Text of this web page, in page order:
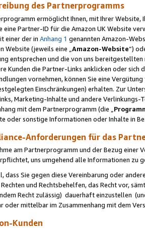
des Partnerprogramms
ermöglicht Ihnen, mit Ihrer
eine Partner-ID für die Amazon UK Website
einer der in Anhang 1 genannten Amazon-
Website (jeweils eine „ Amazon-Website“)
entsprechen und die von uns bereitgestellten
Kunden die Partner-Links anklicken oder
vornehmen, können Sie eine
Einschränkungen) erhalten. Zur
Marketing-Inhalte und andere
mit dem Partnerprogramm (die „
oder sonstige Informationen oder Inhalte in
Anforderungen für das
am Partnerprogramm und der Bezug einer
uns umgehend alle Informationen zu
dass Sie gegen diese Vereinbarung oder
und Rechtsbehelfen, das Recht vor,
Recht zulässig) dauerhaft einzustellen
oder mittelbar im Zusammenhang mit dem
Kunden